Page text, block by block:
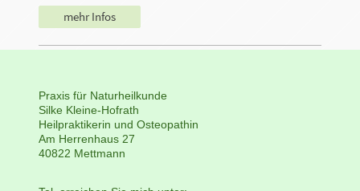
mehr Infos
Praxis für Naturheilkunde
Silke Kleine-Hofrath
Heilpraktikerin und Osteopathin
Am Herrenhaus 27
40822 Mettmann